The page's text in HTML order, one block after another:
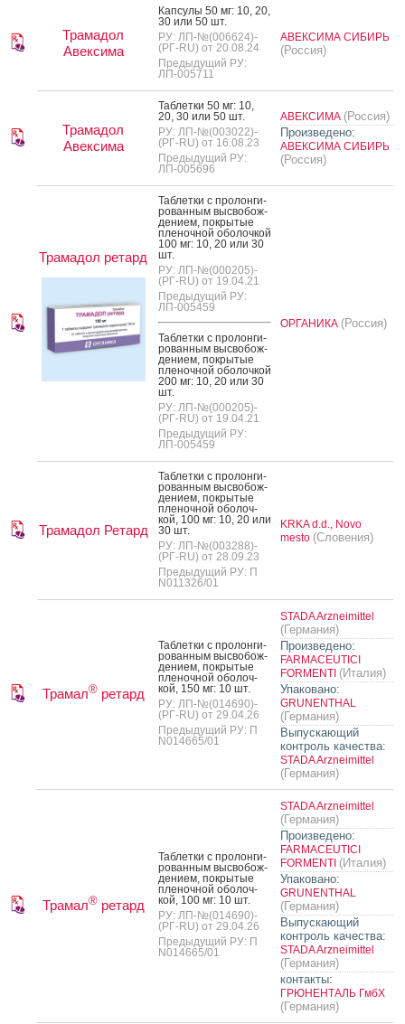
Трамадол
Авексима
Кап­су­лы 50 мг: 10, 20,
30 или 50 шт.
РУ: ЛП-№(006624)-
(РГ-RU) от 20.08.24
Предыдущий РУ:
ЛП-005711
АВЕКСИМА СИБИРЬ
(Россия)
Трамадол
Авексима
Таб­летки 50 мг: 10,
20, 30 или 50 шт.
РУ: ЛП-№(003022)-
(РГ-RU) от 16.08.23
Предыдущий РУ:
ЛП-005696
АВЕКСИМА (Россия)
Произведено:
АВЕКСИМА СИБИРЬ
(Россия)
Трамадол ретард
Таб­летки с про­лон­ги­
рован­ным выс­во­бож­
де­ни­ем, пок­ры­тые
пле­ноч­ной обо­лоч­кой
100 мг: 10, 20 или 30
шт.
РУ: ЛП-№(000205)-
(РГ-RU) от 19.04.21
Предыдущий РУ:
ЛП-005459
Таб­летки с про­лон­ги­
рован­ным выс­во­бож­
де­ни­ем, пок­ры­тые
пле­ноч­ной обо­лоч­кой
200 мг: 10, 20 или 30
шт.
РУ: ЛП-№(000205)-
(РГ-RU) от 19.04.21
Предыдущий РУ:
ЛП-005459
ОРГАНИКА (Россия)
Трамадол Ретард
Таб­летки с про­лон­ги­
рован­ным выс­во­бож­
де­ни­ем, пок­ры­тые
пле­ноч­ной обо­лоч­
кой, 100 мг: 10, 20 или
30 шт.
РУ: ЛП-№(003288)-
(РГ-RU) от 28.09.23
Предыдущий РУ: П
N011326/01
KRKA d.d., Novo
mesto (Словения)
Трамал®ретард
Таб­летки с про­лон­ги­
рован­ным выс­во­бож­
де­ни­ем, пок­ры­тые
пле­ноч­ной обо­лоч­
кой, 150 мг: 10 шт.
РУ: ЛП-№(014690)-
(РГ-RU) от 29.04.26
Предыдущий РУ: П
N014665/01
STADA Arzneimittel
(Германия)
Произведено:
FARMACEUTICI
FORMENTI (Италия)
Упаковано:
GRUNENTHAL
(Германия)
Выпускающий
контроль качества:
STADA Arzneimittel
(Германия)
Трамал®ретард
Таб­летки с про­лон­ги­
рован­ным выс­во­бож­
де­ни­ем, пок­ры­тые
пле­ноч­ной обо­лоч­
кой, 100 мг: 10 шт.
РУ: ЛП-№(014690)-
(РГ-RU) от 29.04.26
Предыдущий РУ: П
N014665/01
STADA Arzneimittel
(Германия)
Произведено:
FARMACEUTICI
FORMENTI (Италия)
Упаковано:
GRUNENTHAL
(Германия)
Выпускающий
контроль качества:
STADA Arzneimittel
(Германия)
контакты:
ГРЮНЕНТАЛЬ ГмбХ
(Германия)